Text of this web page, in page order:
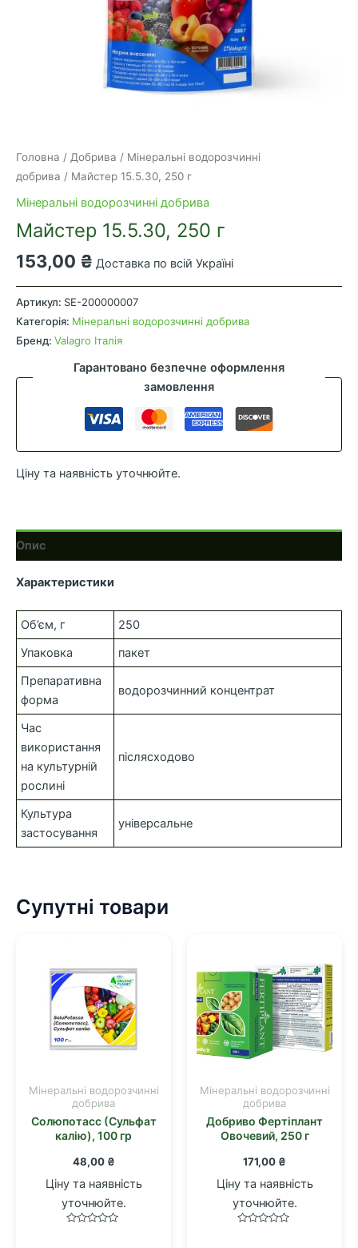
Головна / Добрива / Мінеральні водорозчинні
добрива / Майстер 15.5.30, 250 г
Мінеральні водорозчинні добрива
Майстер 15.5.30, 250 г
153,00 ₴ Доставка по всій Україні
Майстер
15.5.30,
250
г
Артикул: SE-200000007
Категорія: Мінеральні водорозчинні добрива
Бренд: Valagro Італія
Гарантовано безпечне оформлення
замовлення
Ціну та наявність уточнюйте.
Опис
Характеристики
Об’єм, г
250
Упаковка
пакет
Препаративна
форма
водорозчинний концентрат
Час
використання
на культурній
рослині
післясходово
Культура
застосування
універсальне
Супутні товари
Мінеральні водорозчинні
добрива
Солюпотасс (Сульфат
калію), 100 гр
48,00 ₴
Ціну та наявність
уточнюйте.
Мінеральні водорозчинні
добрива
Добриво Фертіплант
Овочевий, 250 г
171,00 ₴
Ціну та наявність
уточнюйте.